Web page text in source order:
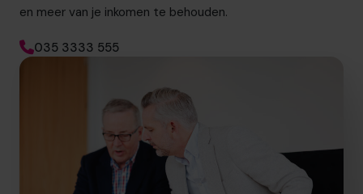
en meer van je inkomen te behouden.
035 3333 555